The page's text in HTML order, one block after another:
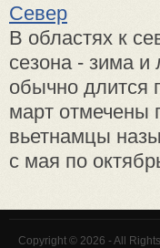
Север
В областях к
сезона - зима
обычно длится
март отмечены
вьетнамцы
с мая по
Copyright © 2026 - All